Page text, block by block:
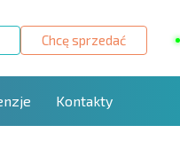
Chcę sprzedać
Kontakty